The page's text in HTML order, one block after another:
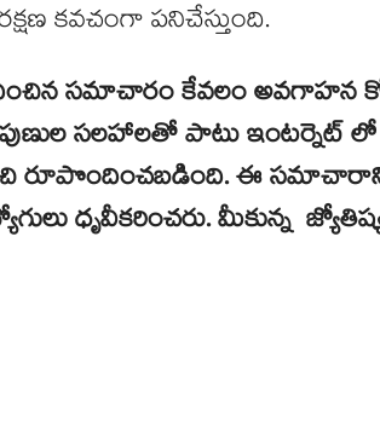
కవచంగా పనిచేస్తుంది.
సమాచారం కేవలం అవగాహన
సలహాలతో పాటు ఇంటర్నెట్
ఈ సమాచారాన్ని
ధృవీకరించరు. మీకున్న జ్యోతిష్య